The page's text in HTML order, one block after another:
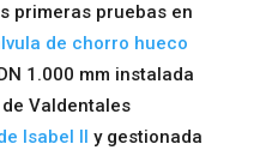
primeras pruebas en
de chorro hueco
DN 1.000 mm instalada
Valdentales
Isabel II
y gestionada